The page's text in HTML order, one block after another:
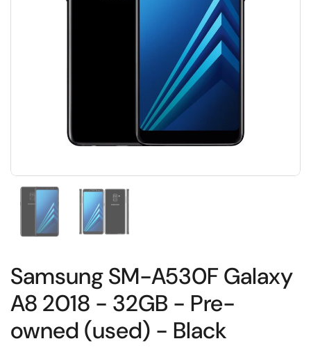
Toon dia 1 Toon dia 2
Samsung SM-A530F Galaxy
A8 2018 - 32GB - Pre-
owned (used) - Black